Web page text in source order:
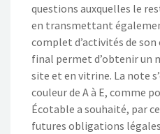
questions auxquelles le
en transmettant
complet d’activités de
final permet d’obtenir un
site et en vitrine. La note
couleur de A à E, comme
Écotable a souhaité, par
futures obligations